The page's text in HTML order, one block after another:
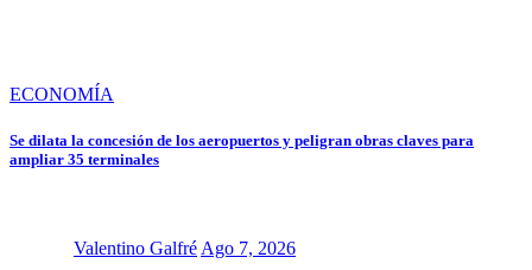
ECONOMÍA
Se dilata la concesión de los aeropuertos y peligran obras claves para
ampliar 35 terminales
Valentino GalfréAgo 7, 2026